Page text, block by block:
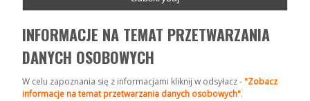
INFORMACJE NA TEMAT PRZETWARZANIA
DANYCH OSOBOWYCH
W celu zapoznania się z informacjami kliknij w odsyłacz -"Zobacz
informacje na temat przetwarzania danych osobowych".